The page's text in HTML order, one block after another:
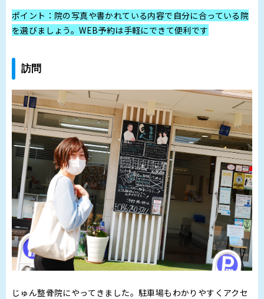
ポイント：院の写真や書かれている内容で自分に合っている院
を選びましょう。WEB予約は手軽にできて便利です
訪問
じゅん整骨院にやってきました。駐車場もわかりやすくアクセ